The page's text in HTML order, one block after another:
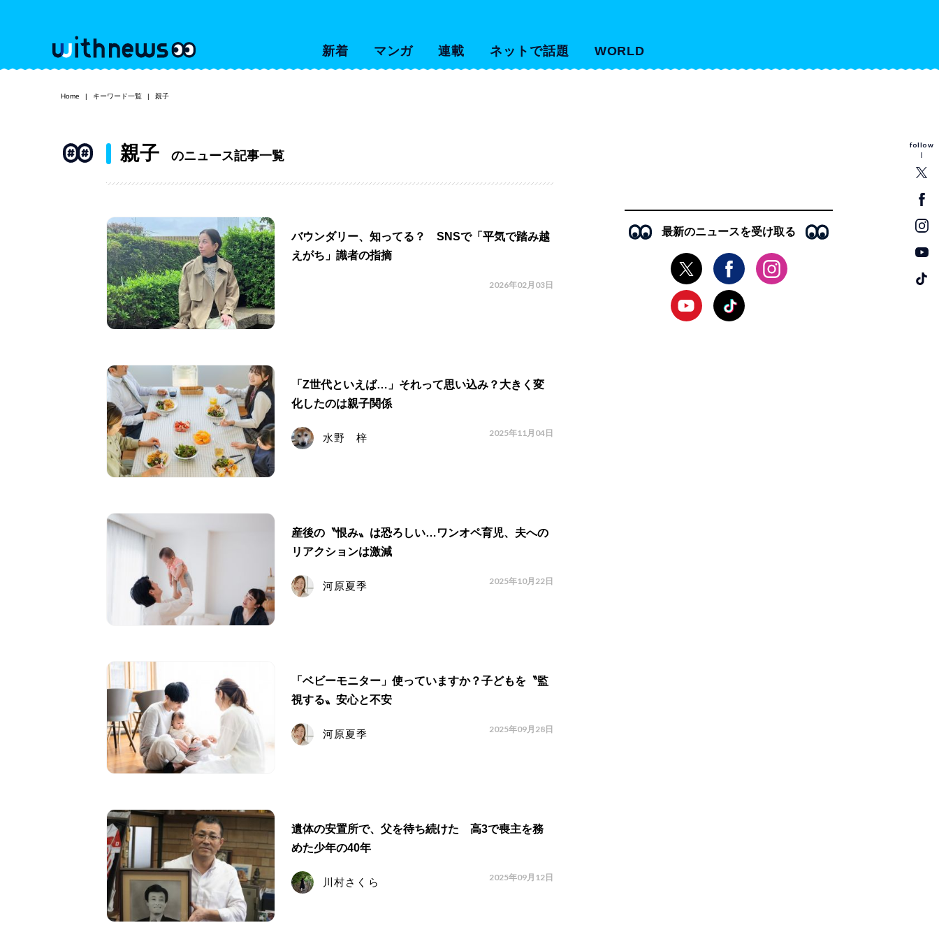
新着 マンガ 連載 ネットで話題 WORLD
follow
Home キーワード一覧 親子
親子 のニュース記事一覧
バウンダリー、知ってる？ SNSで「平気で踏み越
えがち」識者の指摘
2026年02月03日
「Z世代といえば…」それって思い込み？大きく変
化したのは親子関係
水野 梓 2025年11月04日
産後の〝恨み〟は恐ろしい…ワンオペ育児、夫への
リアクションは激減
河原夏季 2025年10月22日
「ベビーモニター」使っていますか？子どもを〝監
視する〟安心と不安
河原夏季 2025年09月28日
遺体の安置所で、父を待ち続けた 高3で喪主を務
めた少年の40年
川村さくら 2025年09月12日
最新のニュースを受け取る